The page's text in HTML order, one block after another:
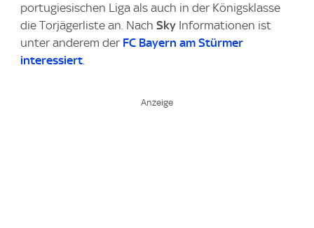
portugiesischen Liga als auch in der Königsklasse
die Torjägerliste an. Nach Sky Informationen ist
unter anderem der FC Bayern am Stürmer
interessiert.